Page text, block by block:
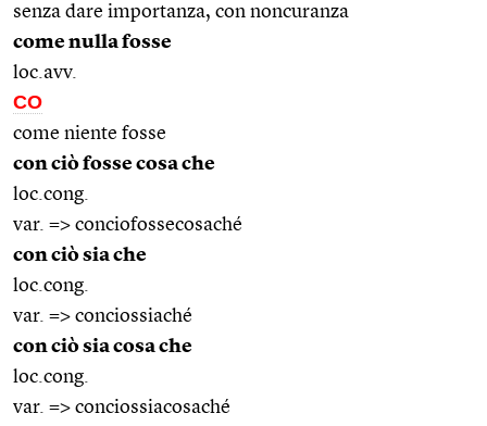
senza dare importanza, con noncuranza
come nulla fosse
loc.avv.
CO
come niente fosse
con ciò fosse cosa che
loc.cong.
var. => conciofossecosaché
con ciò sia che
loc.cong.
var. => conciossiaché
con ciò sia cosa che
loc.cong.
var. => conciossiacosaché